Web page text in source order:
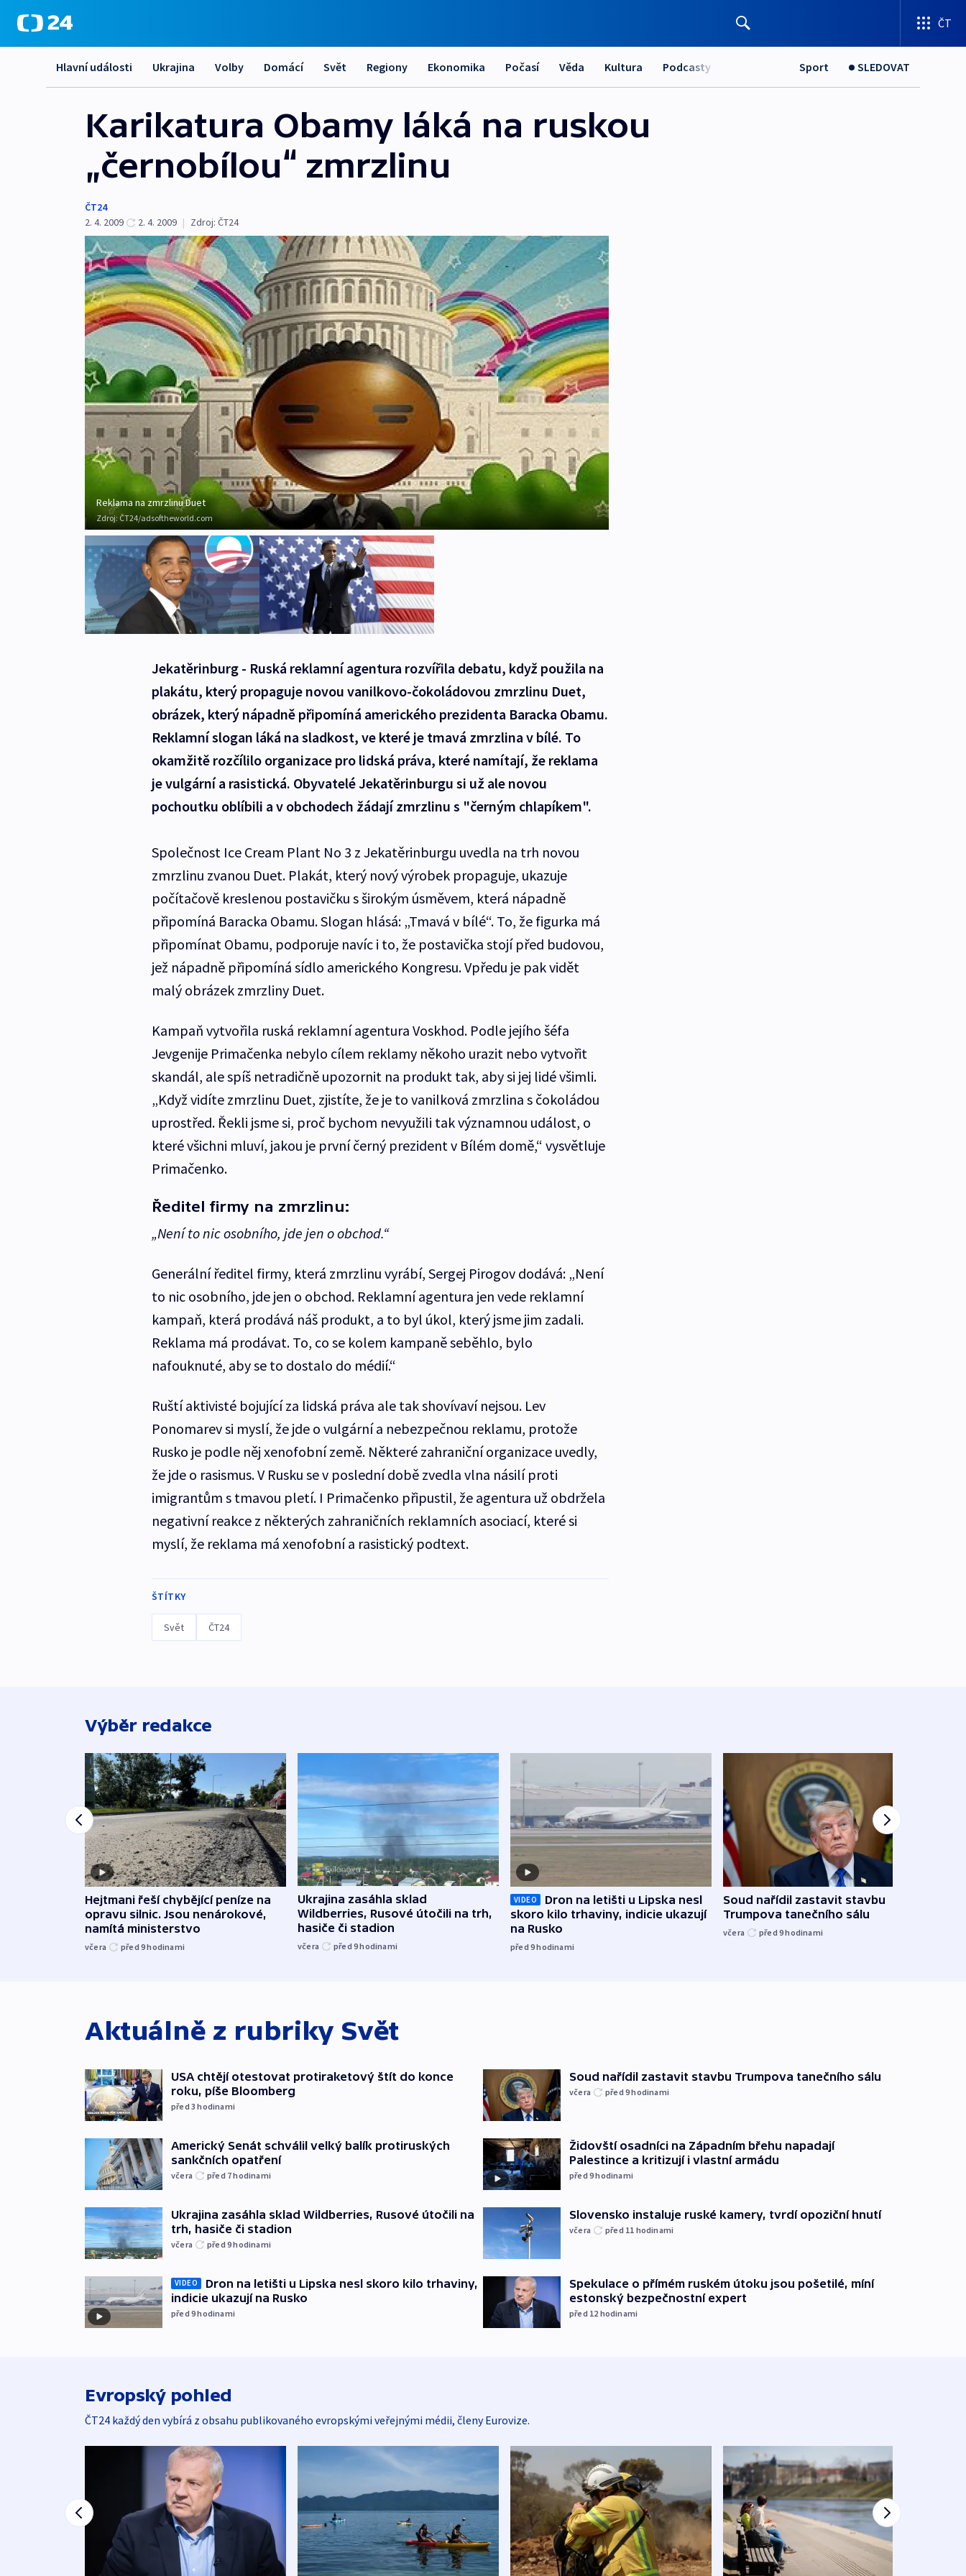
ČT
Hlavní události Ukrajina Volby Domácí Svět Regiony Ekonomika Počasí Věda Kultura Podcasty Sport SLEDOVAT
Karikatura Obamy láká na ruskou
„černobílou“ zmrzlinu
ČT24
2. 4. 2009
2. 4. 2009 | Zdroj: ČT24
Reklama na zmrzlinu Duet
Zdroj: ČT24/adsoftheworld.com
Jekatěrinburg - Ruská reklamní agentura rozvířila debatu, když použila na
plakátu, který propaguje novou vanilkovo-čokoládovou zmrzlinu Duet,
obrázek, který nápadně připomíná amerického prezidenta Baracka Obamu.
Reklamní slogan láká na sladkost, ve které je tmavá zmrzlina v bílé. To
okamžitě rozčílilo organizace pro lidská práva, které namítají, že reklama
je vulgární a rasistická. Obyvatelé Jekatěrinburgu si už ale novou
pochoutku oblíbili a v obchodech žádají zmrzlinu s "černým chlapíkem".
Společnost Ice Cream Plant No 3 z Jekatěrinburgu uvedla na trh novou
zmrzlinu zvanou Duet. Plakát, který nový výrobek propaguje, ukazuje
počítačově kreslenou postavičku s širokým úsměvem, která nápadně
připomíná Baracka Obamu. Slogan hlásá: „Tmavá v bílé“. To, že figurka má
připomínat Obamu, podporuje navíc i to, že postavička stojí před budovou,
jež nápadně připomíná sídlo amerického Kongresu. Vpředu je pak vidět
malý obrázek zmrzliny Duet.
Kampaň vytvořila ruská reklamní agentura Voskhod. Podle jejího šéfa
Jevgenije Primačenka nebylo cílem reklamy někoho urazit nebo vytvořit
skandál, ale spíš netradičně upozornit na produkt tak, aby si jej lidé všimli.
„Když vidíte zmrzlinu Duet, zjistíte, že je to vanilková zmrzlina s čokoládou
uprostřed. Řekli jsme si, proč bychom nevyužili tak významnou událost, o
které všichni mluví, jakou je první černý prezident v Bílém domě,“ vysvětluje
Primačenko.
Ředitel firmy na zmrzlinu:
„Není to nic osobního, jde jen o obchod.“
Generální ředitel firmy, která zmrzlinu vyrábí, Sergej Pirogov dodává: „Není
to nic osobního, jde jen o obchod. Reklamní agentura jen vede reklamní
kampaň, která prodává náš produkt, a to byl úkol, který jsme jim zadali.
Reklama má prodávat. To, co se kolem kampaně seběhlo, bylo
nafouknuté, aby se to dostalo do médií.“
Ruští aktivisté bojující za lidská práva ale tak shovívaví nejsou. Lev
Ponomarev si myslí, že jde o vulgární a nebezpečnou reklamu, protože
Rusko je podle něj xenofobní země. Některé zahraniční organizace uvedly,
že jde o rasismus. V Rusku se v poslední době zvedla vlna násilí proti
imigrantům s tmavou pletí. I Primačenko připustil, že agentura už obdržela
negativní reakce z některých zahraničních reklamních asociací, které si
myslí, že reklama má xenofobní a rasistický podtext.
ŠTÍTKY
Svět ČT24
Výběr redakce
Hejtmani řeší chybějící peníze na
opravu silnic. Jsou nenárokové,
namítá ministerstvo
včera před 9hodinami
Ukrajina zasáhla sklad
Wildberries, Rusové útočili na trh,
hasiče či stadion
včera před 9hodinami
VIDEO
Dron na letišti u Lipska nesl
skoro kilo trhaviny, indicie ukazují
na Rusko
před 9hodinami
Soud nařídil zastavit stavbu
Trumpova tanečního sálu
včera před 9hodinami
Aktuálně z rubriky Svět
USA chtějí otestovat protiraketový štít do konce
roku, píše Bloomberg
před 3hodinami
Americký Senát schválil velký balík protiruských
sankčních opatření
včera před 7hodinami
Ukrajina zasáhla sklad Wildberries, Rusové útočili na
trh, hasiče či stadion
včera před 9hodinami
VIDEO
Dron na letišti u Lipska nesl skoro kilo trhaviny,
indicie ukazují na Rusko
před 9hodinami
Soud nařídil zastavit stavbu Trumpova tanečního sálu
včera před 9hodinami
Židovští osadníci na Západním břehu napadají
Palestince a kritizují i vlastní armádu
před 9hodinami
Slovensko instaluje ruské kamery, tvrdí opoziční hnutí
včera před 11 hodinami
Spekulace o přímém ruském útoku jsou pošetilé, míní
estonský bezpečnostní expert
před 12 hodinami
Evropský pohled
ČT24 každý den vybírá z obsahu publikovaného evropskými veřejnými médii, členy Eurovize.